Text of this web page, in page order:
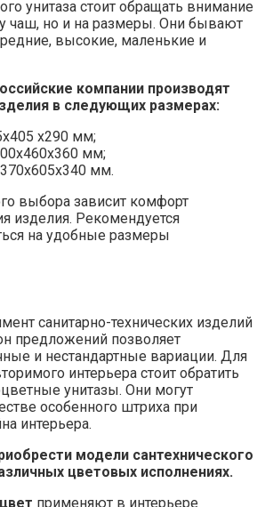
унитаза стоит обращать внимание
чаш, но и на размеры. Они бывают
высокие, маленькие и
компании производят
в следующих размерах:
х290 мм;
мм;
мм.
выбора зависит комфорт
изделия. Рекомендуется
на удобные размеры
санитарно-технических изделий
предложений позволяет
и нестандартные вариации. Для
интерьера стоит обратить
унитазы. Они могут
особенного штриха при
интерьера.
модели сантехнического
цветовых исполнениях.
применяют в интерьере